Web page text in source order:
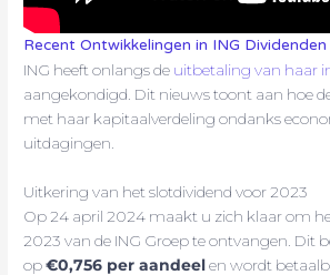
Recent Ontwikkelingen in ING Dividenden
ING heeft onlangs de uitbetaling van haar
aangekondigd. Dit nieuws toont aan hoe
met haar kapitaalverdeling ondanks
uitdagingen.
Uitkering van het slotdividend voor 2023
Op 24 april 2024 maakt u zich klaar om
2023 van de ING Groep te ontvangen. Dit
op€0,756 per aandeelen wordt